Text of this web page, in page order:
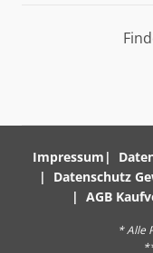
Impressum
Datenschutz
AGB
* Alle